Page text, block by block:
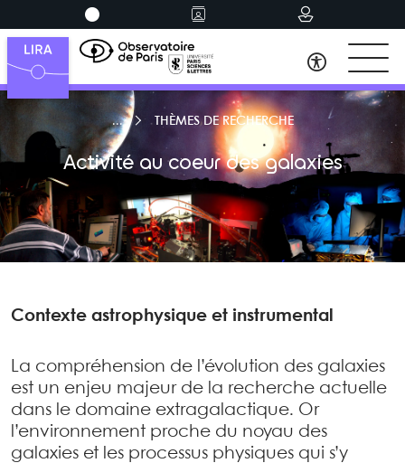
THÈMES DE RECHERCHE
Activité au coeur des galaxies
Contexte astrophysique et instrumental
La compréhension de l’évolution des galaxies
est un enjeu majeur de la recherche actuelle
dans le domaine extragalactique. Or
l’environnement proche du noyau des
galaxies et les processus physiques qui s’y